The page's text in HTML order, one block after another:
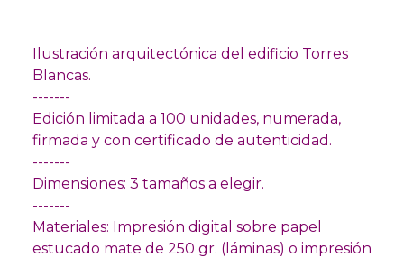
Ilustración arquitectónica del edificio Torres
Blancas.
-------
Edición limitada a 100 unidades, numerada,
firmada y con certificado de autenticidad.
-------
Dimensiones: 3 tamaños a elegir.
-------
Materiales: Impresión digital sobre papel
estucado mate de 250 gr. (láminas) o impresión